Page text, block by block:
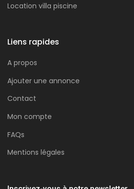
Location villa piscine
Liens rapides
A propos
Ajouter une annonce
Contact
Mon compte
FAQs
Mentions légales